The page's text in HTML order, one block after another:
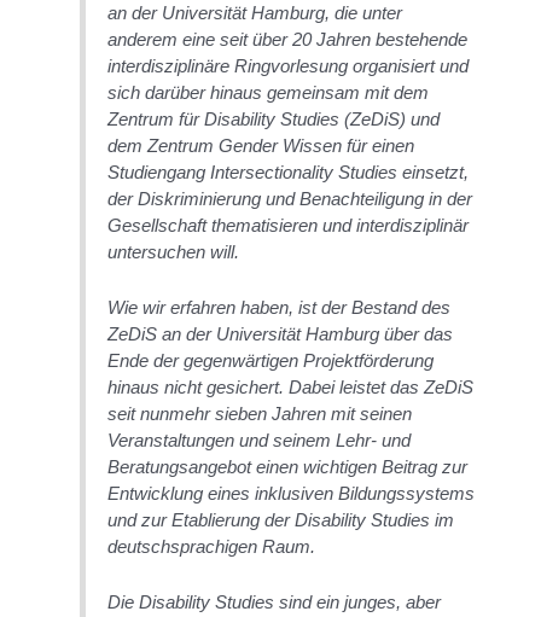
an der Universität Hamburg, die unter
anderem eine seit über 20 Jahren bestehende
interdisziplinäre Ringvorlesung organisiert und
sich darüber hinaus gemeinsam mit dem
Zentrum für Disability Studies (ZeDiS) und
dem Zentrum Gender Wissen für einen
Studiengang Intersectionality Studies einsetzt,
der Diskriminierung und Benachteiligung in der
Gesellschaft thematisieren und interdisziplinär
untersuchen will.
Wie wir erfahren haben, ist der Bestand des
ZeDiS an der Universität Hamburg über das
Ende der gegenwärtigen Projektförderung
hinaus nicht gesichert. Dabei leistet das ZeDiS
seit nunmehr sieben Jahren mit seinen
Veranstaltungen und seinem Lehr- und
Beratungsangebot einen wichtigen Beitrag zur
Entwicklung eines inklusiven Bildungssystems
und zur Etablierung der Disability Studies im
deutschsprachigen Raum.
Die Disability Studies sind ein junges, aber